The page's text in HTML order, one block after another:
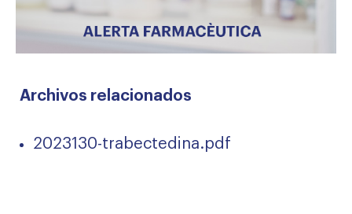
Archivos relacionados
2023130-trabectedina.pdf